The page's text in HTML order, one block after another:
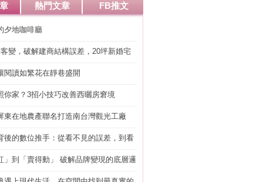
熱門文章 FB推文
夕地咖啡廳
變，破解建商結構誤差，20坪新婚宅
閱讀如繁花在靜巷盛開
你家？3招小技巧改善西曬房窘境
東在地農產聯名打造南台灣觀光工廠
後的數位推手：從看不見的誤差，到看
」到「賣得動」 破解品牌變現的底層邏